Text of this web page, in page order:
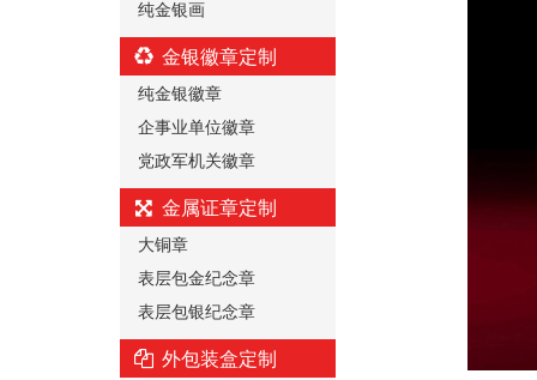
纯金银画
金银徽章定制
纯金银徽章
企事业单位徽章
党政军机关徽章
金属证章定制
大铜章
表层包金纪念章
表层包银纪念章
外包装盒定制